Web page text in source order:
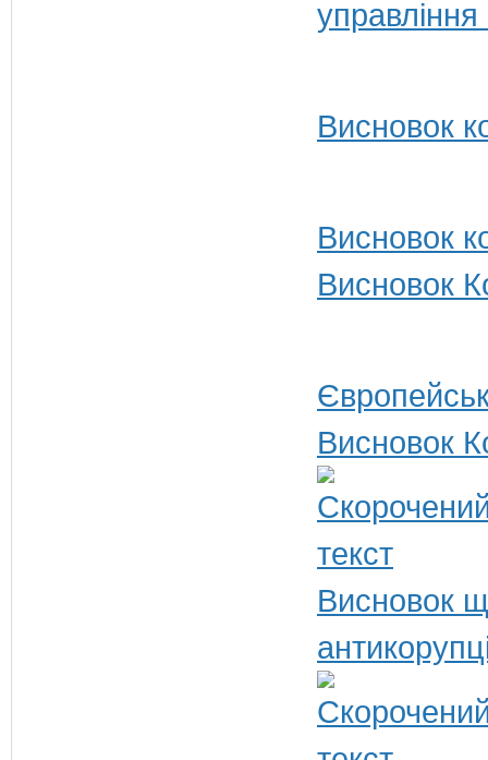
Висновок
Висновок
Висновок
Висновок
Висновок